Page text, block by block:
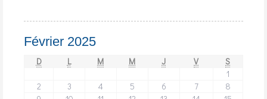
Février 2025
D L M M J V
S
1
2
3 4 5 6 7
8